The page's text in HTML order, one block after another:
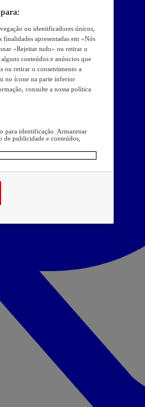
ou identificadores únicos,
apresentadas em «Nós
«Rejeitar tudo» ou retirar o
conteúdos e anúncios que
ou retirar o consentimento a
no ícone na parte inferior
consulte a nossa política
para identificação. Armazenar
de publicidade e conteúdos,